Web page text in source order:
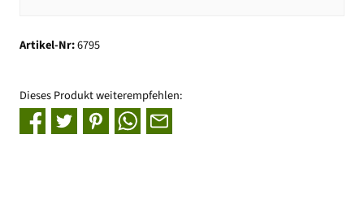
Artikel-Nr:6795
Dieses Produkt weiterempfehlen: